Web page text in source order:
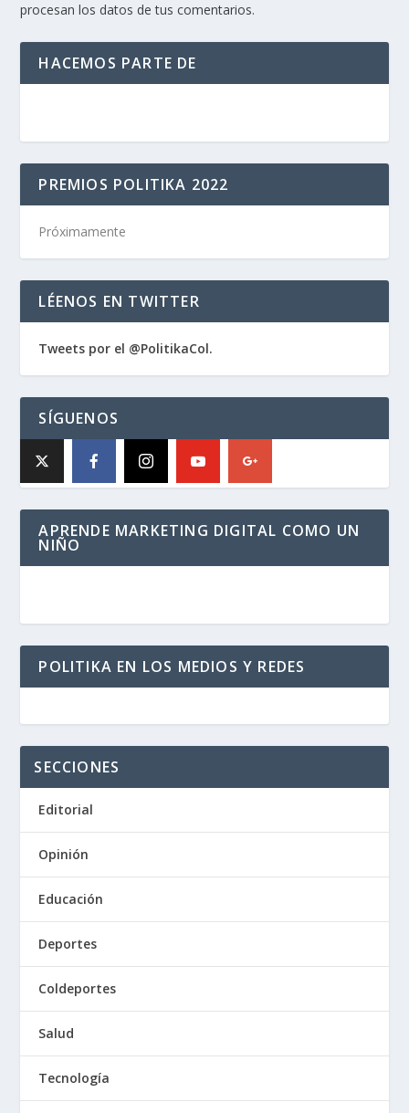
procesan los datos de tus comentarios.
HACEMOS PARTE DE
PREMIOS POLITIKA 2022
Próximamente
LÉENOS EN TWITTER
Tweets por el @PolitikaCol.
SÍGUENOS
APRENDE MARKETING DIGITAL COMO UN
NIÑO
POLITIKA EN LOS MEDIOS Y REDES
SECCIONES
Editorial
Opinión
Educación
Deportes
Coldeportes
Salud
Tecnología